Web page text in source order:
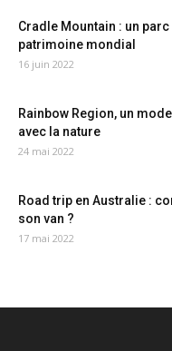
Cradle Mountain : un
patrimoine mondial
16 juin 2022
Rainbow Region, un
avec la nature
24 mai 2022
Road trip en Australie :
son van ?
17 mai 2022